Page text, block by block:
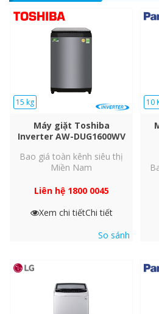
15 kg
Máy giặt Toshiba
Inverter AW-DUG1600WV
Bao giá toàn kênh siêu thị
Miền Nam
Liên hệ 1800 0045
Xem chi tiếtChi tiết
So sánh
10